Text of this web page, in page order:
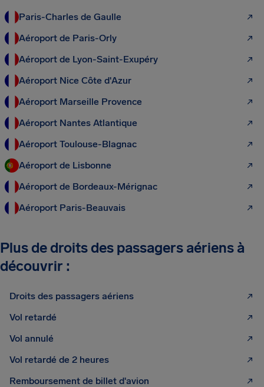
Paris-Charles de Gaulle
Aéroport de Paris-Orly
Aéroport de Lyon-Saint-Exupéry
Aéroport Nice Côte d'Azur
Aéroport Marseille Provence
Aéroport Nantes Atlantique
Aéroport Toulouse-Blagnac
Aéroport de Lisbonne
Aéroport de Bordeaux-Mérignac
Aéroport Paris-Beauvais
Plus de droits des passagers aériens à
découvrir :
Droits des passagers aériens
Vol retardé
Vol annulé
Vol retardé de 2 heures
Remboursement de billet d'avion